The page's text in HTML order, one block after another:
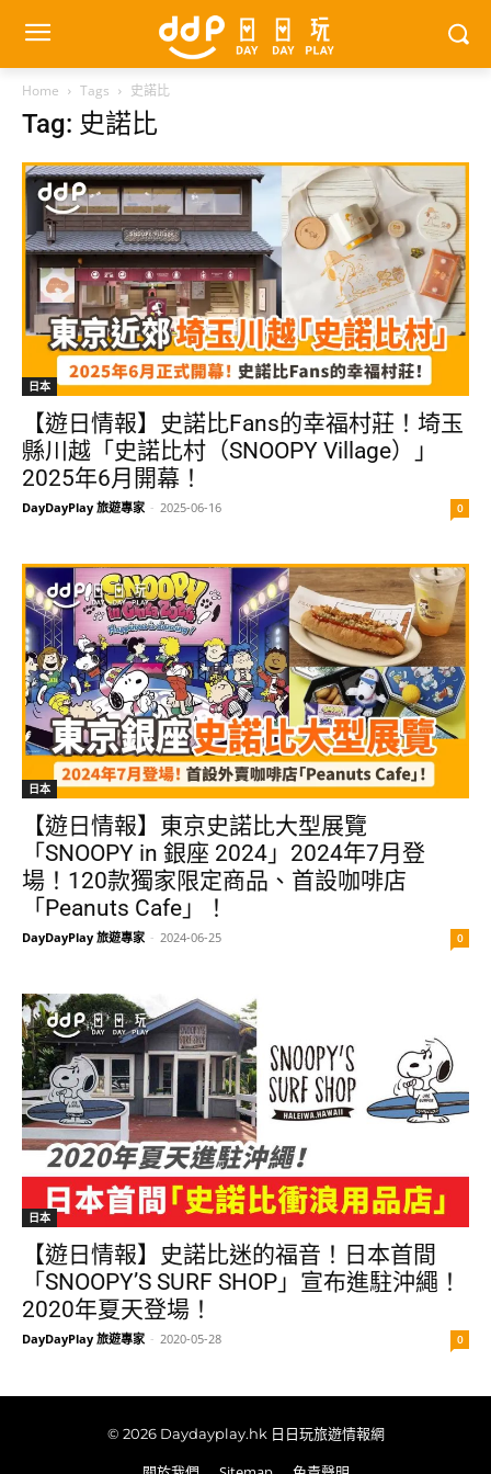
Home Tags 史諾比
Tag: 史諾比
日本
【遊日情報】史諾比Fans的幸福村莊！埼玉
縣川越「史諾比村（SNOOPY Village）」
2025年6月開幕！
DayDayPlay 旅遊專家 - 2025-06-16 0
日本
【遊日情報】東京史諾比大型展覽
「SNOOPY in 銀座 2024」2024年7月登
場！120款獨家限定商品、首設咖啡店
「Peanuts Cafe」！
DayDayPlay 旅遊專家 - 2024-06-25 0
日本
【遊日情報】史諾比迷的福音！日本首間
「SNOOPY’S SURF SHOP」宣布進駐沖繩！
2020年夏天登場！
DayDayPlay 旅遊專家 - 2020-05-28 0
© 2026 Daydayplay.hk 日日玩旅遊情報網